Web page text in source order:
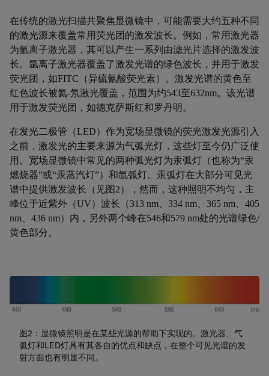
在传统的激光扫描共聚焦显微镜中，可能需要大约五种不同
的激光源来覆盖常用荧光团的激发波长。例如，常用激光器
为氩离子激光器，其可以产生一系列由滤光片选择的激发波
长。氩离子激光器覆盖了激发光谱的绿色波长，并用于激发
荧光团，如FITC （异硫氰酸荧光素）。激发光谱的黄色至
红色波长被氦-氖激光覆盖，范围为约543至632nm。该光谱
用于激发荧光团，如德克萨斯红和罗丹明。
在发光二极管（LED）作为宽场显微镜的荧光激发光源引入
之前，激发光的主要来源为气弧光灯，这些灯至今仍广泛使
用。宽场显微镜中常见的两种弧光灯为汞弧灯（也称为“汞
燃烧器”或“汞蒸汽灯”）和氙弧灯。汞弧灯在大部分可见光
谱中提供激发波长（见图 2），然而，这种照明不均匀，主
峰位于近紫外（UV）波长（313 nm 334 nm 365 nm
405
nm
436 nm）内，另外两个峰在546和579 nm处的光谱绿色/
黄色部分。
图2：显微镜照明是在某些光源的帮助下实现的。激光器、气
弧灯和LED灯具有其各自的优点和缺点，在整个可见光谱的发
射方面也有明显不同。